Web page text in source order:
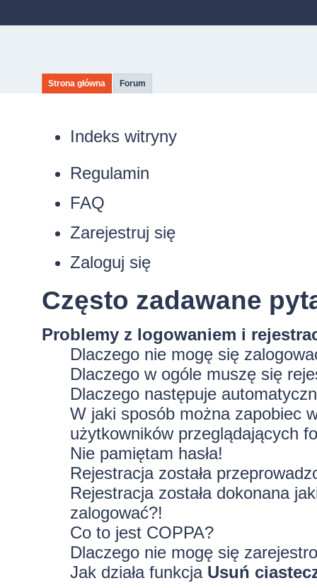
Strona główna Forum
Indeks witryny
Regulamin
FAQ
Zarejestruj się
Zaloguj się
Często zadawane
Problemy z logowaniem i
Dlaczego nie mogę się
Dlaczego w ogóle muszę się
Dlaczego następuje
W jaki sposób można zapobiec
użytkowników przeglądających
Nie pamiętam hasła!
Rejestracja została
Rejestracja została dokonana
zalogować?!
Co to jest COPPA?
Dlaczego nie mogę się
Jak działa funkcja Usuń